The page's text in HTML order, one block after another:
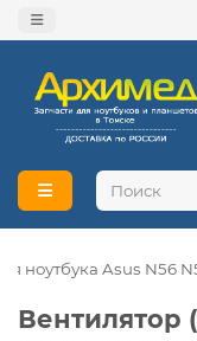
ноутбука Asus N56
Вентилятор